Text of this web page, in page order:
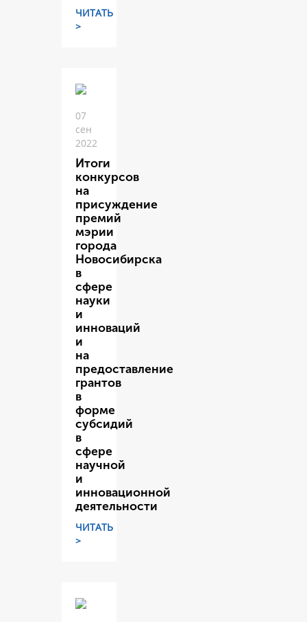
ЧИТАТЬ
>
07
сен
2022
Итоги
конкурсов
на
присуждение
премий
мэрии
города
Новосибирска
в
сфере
науки
и
инноваций
и
на
предоставление
грантов
в
форме
субсидий
в
сфере
научной
и
инновационной
деятельности
ЧИТАТЬ
>